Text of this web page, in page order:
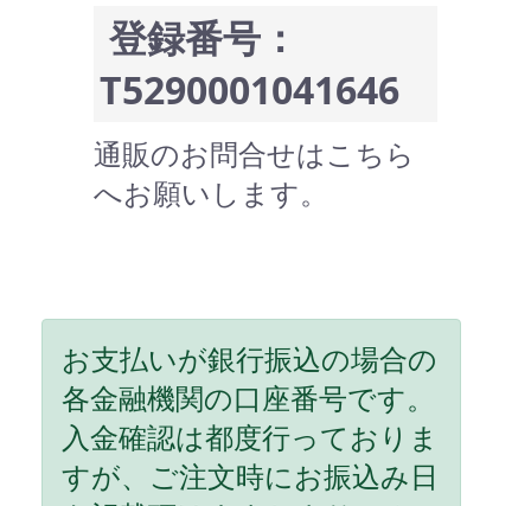
登録番号：
T5290001041646
通販のお問合せはこちら
へお願いします。
お支払いが銀行振込の場合の
各金融機関の口座番号です。
入金確認は都度行っておりま
すが、ご注文時にお振込み日